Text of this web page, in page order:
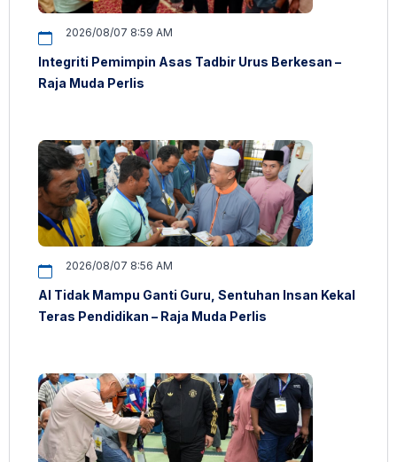
2026/08/07 8:59 AM
Integriti Pemimpin Asas Tadbir Urus Berkesan –
Raja Muda Perlis
2026/08/07 8:56 AM
AI Tidak Mampu Ganti Guru, Sentuhan Insan Kekal
Teras Pendidikan – Raja Muda Perlis